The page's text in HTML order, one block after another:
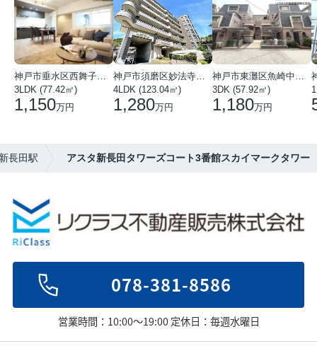
3LDK (77.42㎡)
1,150万円
4LDK (123.04㎡)
1,280万円
3DK (57.92㎡)
1,180万円
長田駅 アスタ新長田タワーズコート3番館スカイマークタワー
078-381-8586
営業時間：10:00～19:00 定休日：毎週水曜日